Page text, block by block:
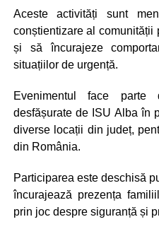
Aceste activități sunt
conștientizare al comunității
și să încurajeze
situațiilor de urgență.
Evenimentul face
desfășurate de ISU Alba în
diverse locații din județ,
din România.
Participarea este deschisă
încurajează prezența
prin joc despre siguranță și